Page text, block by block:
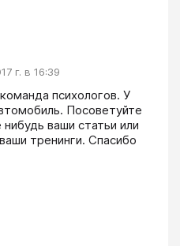
г. в 16:39
психологов. У
Посоветуйте
нибудь ваши статьи или
тренинги. Спасибо